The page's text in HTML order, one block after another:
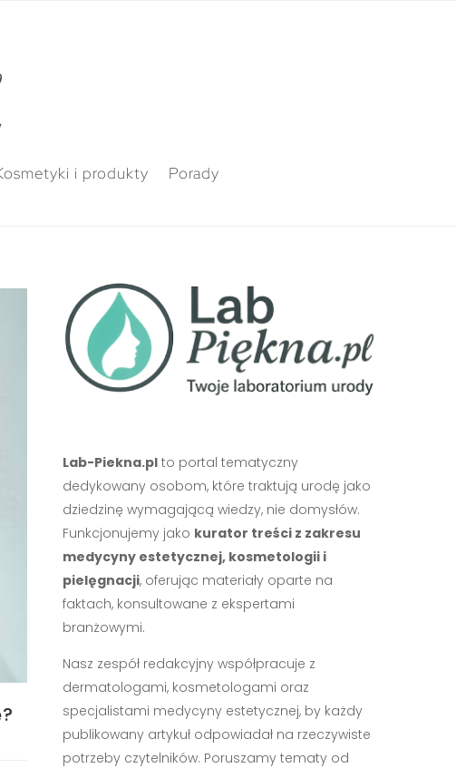
i produkty Porady
Lab-Piekna.plto portal tematyczny
dedykowany osobom, które traktują urodę jako
dziedzinę wymagającą wiedzy, nie domysłów.
Funkcjonujemy jako kurator treści z zakresu
medycyny estetycznej, kosmetologii i
pielęgnacji, oferując materiały oparte na
faktach, konsultowane z ekspertami
branżowymi.
Nasz zespół redakcyjny współpracuje z
dermatologami, kosmetologami oraz
specjalistami medycyny estetycznej, by każdy
publikowany artykuł odpowiadał na rzeczywiste
potrzeby czytelników. Poruszamy tematy od